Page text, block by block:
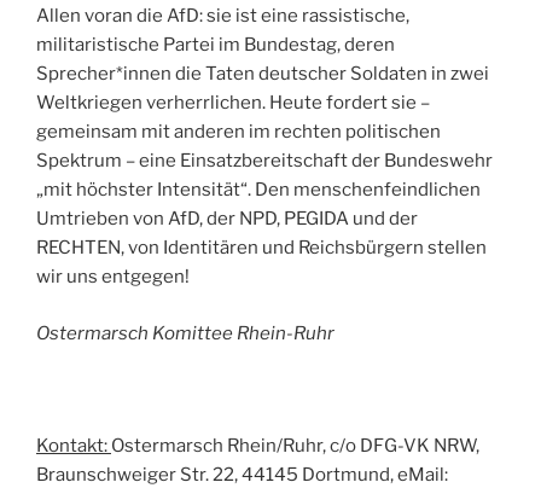
Allen voran die AfD: sie ist eine rassistische,
militaristische Partei im Bundestag, deren
Sprecher*innen die Taten deutscher Soldaten in zwei
Weltkriegen verherrlichen. Heute fordert sie –
gemeinsam mit anderen im rechten politischen
Spektrum – eine Einsatzbereitschaft der Bundeswehr
„mit höchster Intensität“. Den menschenfeindlichen
Umtrieben von AfD, der NPD, PEGIDA und der
RECHTEN, von Identitären und Reichsbürgern stellen
wir uns entgegen!
Ostermarsch Komittee Rhein-Ruhr
Kontakt: Ostermarsch Rhein/Ruhr, c/o DFG-VK NRW,
Braunschweiger Str. 22, 44145 Dortmund, eMail: